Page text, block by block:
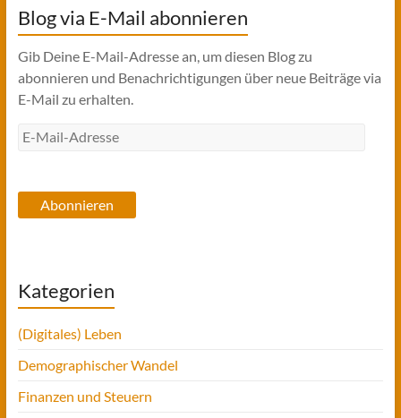
Blog via E-Mail abonnieren
Gib Deine E-Mail-Adresse an, um diesen Blog zu
abonnieren und Benachrichtigungen über neue Beiträge via
E-Mail zu erhalten.
E-
Abonnieren
Kategorien
(Digitales) Leben
Demographischer Wandel
Finanzen und Steuern